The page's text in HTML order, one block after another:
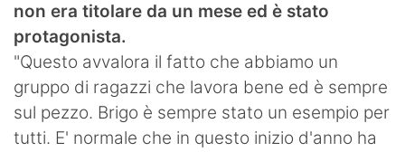
non era titolare da un mese ed è stato
protagonista.
"Questo avvalora il fatto che abbiamo un
gruppo di ragazzi che lavora bene ed è sempre
sul pezzo. Brigo è sempre stato un esempio per
tutti. E' normale che in questo inizio d'anno ha